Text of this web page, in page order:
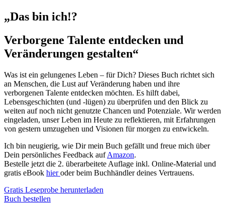
„Das bin ich!?
Verborgene Talente entdecken und
Veränderungen gestalten“
Was ist ein gelungenes Leben – für Dich? Dieses Buch richtet sich
an Menschen, die Lust auf Veränderung haben und ihre
verborgenen Talente entdecken möchten. Es hilft dabei,
Lebensgeschichten (und -lügen) zu überprüfen und den Blick zu
weiten auf noch nicht genutzte Chancen und Potenziale. Wir werden
eingeladen, unser Leben im Heute zu reflektieren, mit Erfahrungen
von gestern umzugehen und Visionen für morgen zu entwickeln.
Ich bin neugierig, wie Dir mein Buch gefällt und freue mich über
Dein persönliches Feedback aufAmazon.
Bestelle jetzt die 2. überarbeitete Auflage inkl. Online-Material und
gratis eBook hieroder beim Buchhändler deines Vertrauens.
Gratis Leseprobe herunterladen
Buch bestellen